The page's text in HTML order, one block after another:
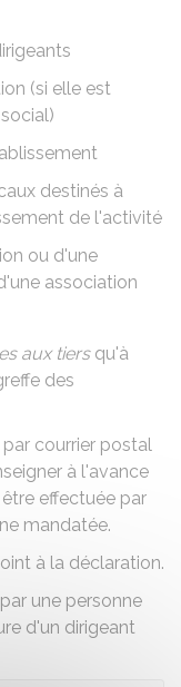
(si elle est
destinés à
de l'activité
ou d'une
association
aux tiersqu'à
des
courrier postal
à l'avance
effectuée par
mandatée.
à la déclaration.
une personne
d'un dirigeant